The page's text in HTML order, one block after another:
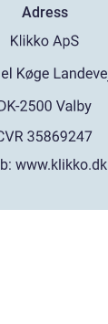
Adress
www.klikko.dk